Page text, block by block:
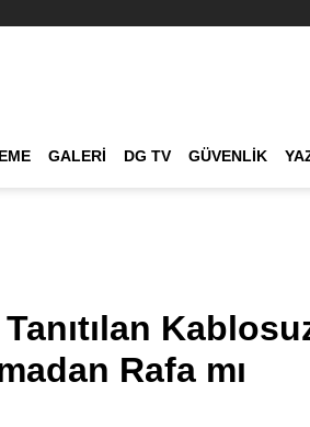
GALERI DG TV GÜVENLIK
Rafa mı